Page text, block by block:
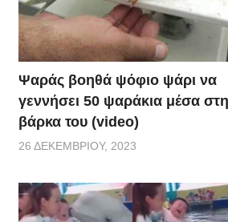
Ψαράς βοηθά ψόφιο ψάρι να
γεννήσει 50 ψαράκια μέσα στη
βάρκα του (video)
26 ΔΕΚΕΜΒΡΊΟΥ, 2023